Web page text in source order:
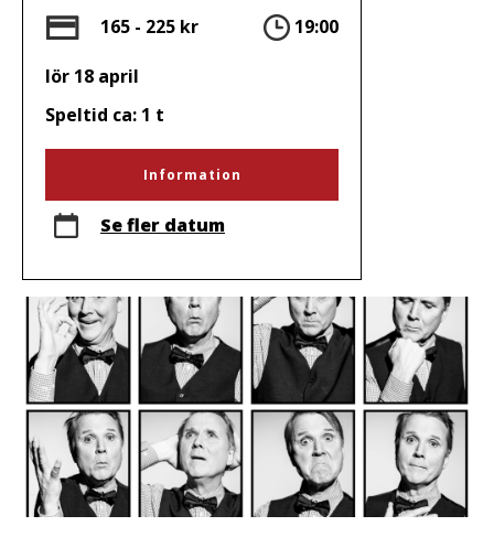
Om oss
Pris
165 - 225 kr Tid
19:00
lör 18 april
Speltid ca: 1 t
Information
Se fler datum